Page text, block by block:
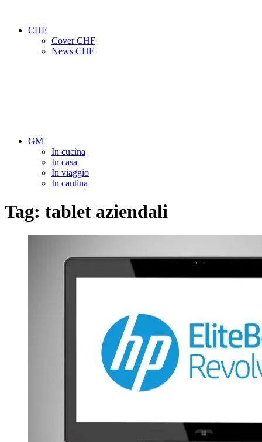
CHF
Cover CHF
News CHF
GM
In cucina
In casa
In viaggio
In cantina
Tag: tablet aziendali